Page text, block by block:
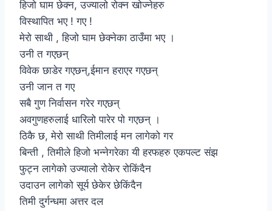
हिजो घाम छेक्न, उज्यालो रोक्न खोज्नेहरु
विस्थापित भए ! गए !
मेरो साथी , हिजो घाम छेक्नेका ठाउँमा भए ।
उनी त गएछन्
विवेक छाडेर गएछन्,ईमान हराएर गएछन्
उनी जान त गए
सबै गुण निर्वासन गरेर गएछन्
अवगुणहरुलाई धारिलो पारेर पो गएछन् ।
ठिकै छ, मेरो साथी तिमीलाई मन लागेको गर
बिन्ती , तिमीले हिजो भन्नेगरेका यी हरफहरु एकपल्ट संझ
फुट्न लागेको उज्यालो रोकेर रोकिंदैन
उदाउन लागेको सूर्य छेकेर छेकिंदैन
तिमी दुर्गन्धमा अत्तर दल